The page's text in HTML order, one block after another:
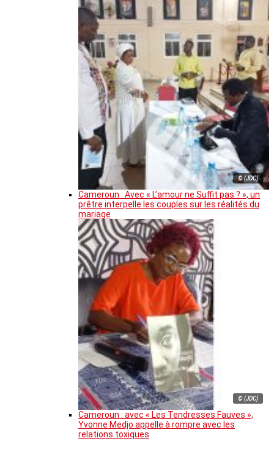
© (JDC)
Cameroun : Avec « L’amour ne Suffit pas ? », un
prêtre interpelle les couples sur les réalités du
mariage
© (JDC)
Cameroun : avec « Les Tendresses Fauves »,
Yvonne Medjo appelle à rompre avec les
relations toxiques